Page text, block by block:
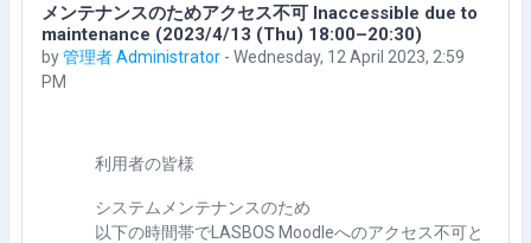
メンテナンスのためアクセス不可 Inaccessible due to
maintenance (2023/4/13 (Thu) 18:00–20:30)
by管理者 Administrator - Wednesday, 12 April 2023, 2:59
PM
Number of replies: 0
利用者の皆様
システムメンテナンスのため
以下の時間帯でLASBOS Moodleへのアクセス不可と